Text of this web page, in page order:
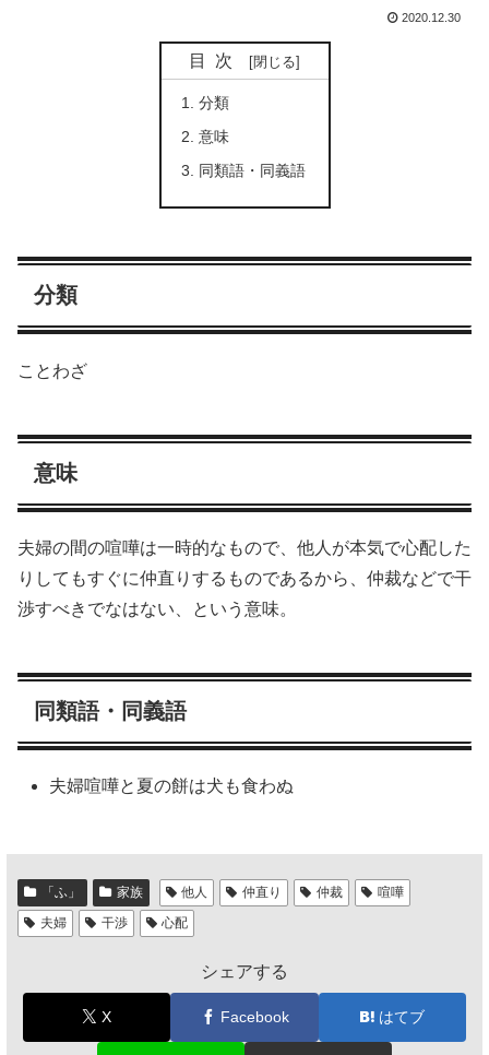
2020.12.30
目次
分類
意味
同類語・同義語
分類
ことわざ
意味
夫婦の間の喧嘩は一時的なもので、他人が本気で心配した
りしてもすぐに仲直りするものであるから、仲裁などで干
渉すべきでなはない、という意味。
同類語・同義語
夫婦喧嘩と夏の餅は犬も食わぬ
「ふ」 家族 他人 仲直り 仲裁
喧嘩
夫婦
干渉 心配
シェアする
X Facebook はてブ